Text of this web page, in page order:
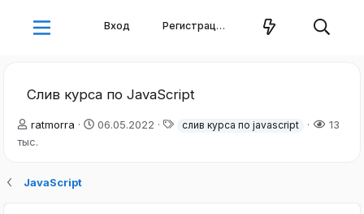
Вход Регистрация
Слив курса по JavaScript
А
в
р
ratmorra
Д
06.05.2022
Тслив курса по javascript
13
тыс.
JavaScript